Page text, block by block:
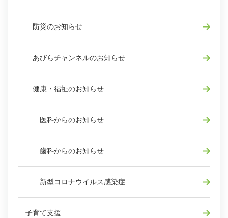
防災のお知らせ
あびらチャンネルのお知らせ
健康・福祉のお知らせ
医科からのお知らせ
歯科からのお知らせ
新型コロナウイルス感染症
子育て支援